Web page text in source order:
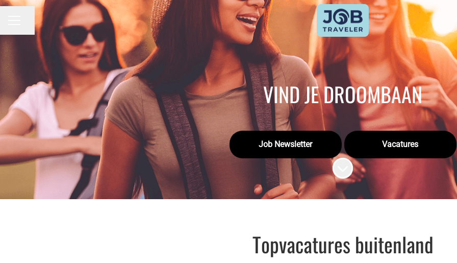
CARRIÈREMENU
Pagina delen
VIND JE DROOMBAAN
Job Newsletter
Vacatures
Naar content scrollen
Topvacatures buitenland